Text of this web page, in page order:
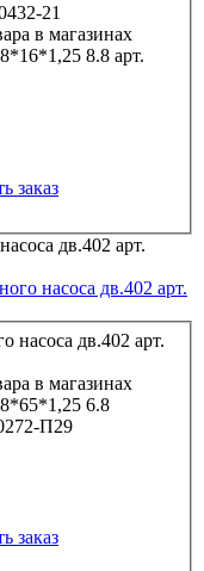
в магазинах
8.8 арт.
заказ
насоса дв.402 арт.
в магазинах
6.8
арт. 200272-П29
заказ